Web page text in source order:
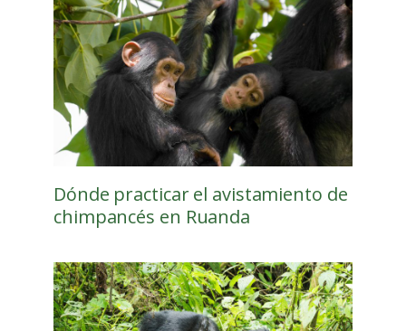
Dónde practicar el avistamiento de
chimpancés en Ruanda